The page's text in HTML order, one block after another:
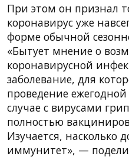
При этом он признал
коронавирус уже
форме обычной
«Бытует мнение о
коронавирусной
заболевание, для
проведение
случае с вирусами
полностью
Изучается, насколько
иммунитет», —